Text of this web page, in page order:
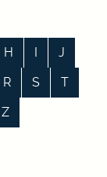
H I
J
R S
T
Z